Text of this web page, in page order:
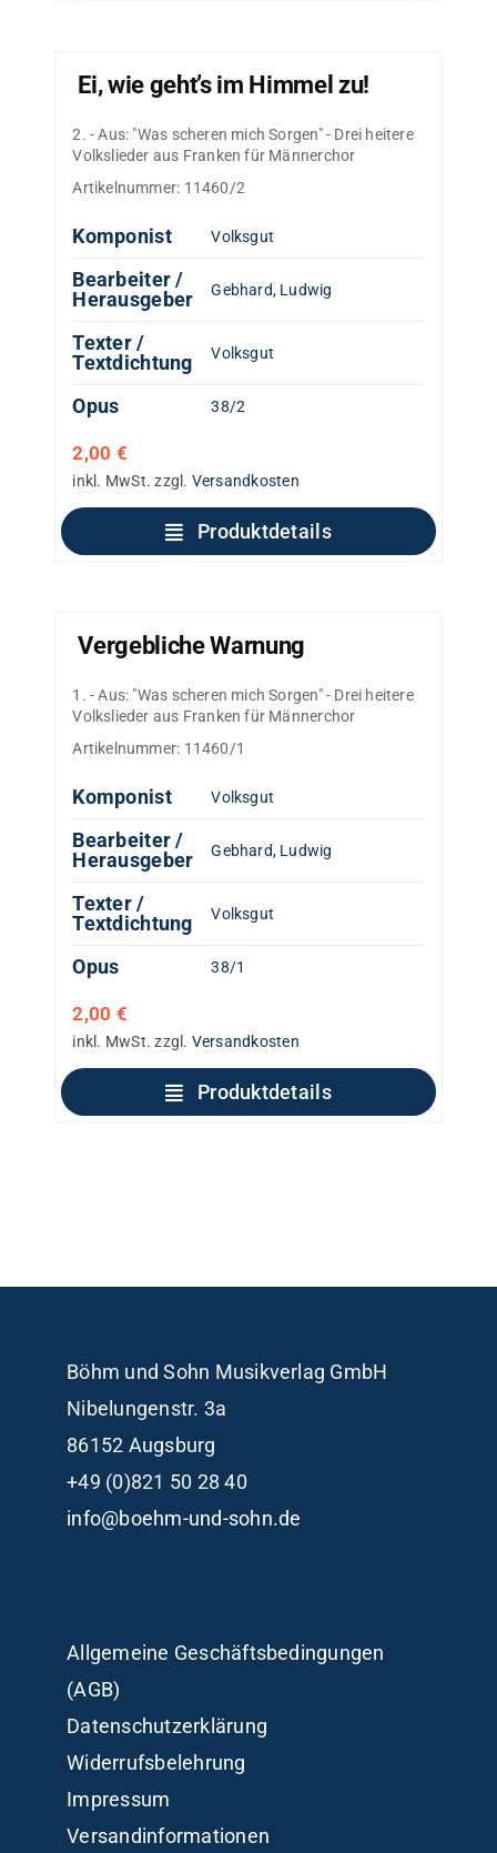
Ei, wie geht’s im Himmel zu!
2. - Aus: "Was scheren mich Sorgen" - Drei heitere
Volkslieder aus Franken für Männerchor
Artikelnummer: 11460/2
Komponist Volksgut
Bearbeiter /
Herausgeber
Gebhard, Ludwig
Texter /
Textdichtung
Volksgut
Opus 38/2
2,00 €
inkl. MwSt. zzgl. Versandkosten
Produktdetails
Vergebliche Warnung
1. - Aus: "Was scheren mich Sorgen" - Drei heitere
Volkslieder aus Franken für Männerchor
Artikelnummer: 11460/1
Komponist Volksgut
Bearbeiter /
Herausgeber
Gebhard, Ludwig
Texter /
Textdichtung
Volksgut
Opus 38/1
2,00 €
inkl. MwSt. zzgl. Versandkosten
Produktdetails
Böhm und Sohn Musikverlag GmbH
Nibelungenstr. 3a
86152 Augsburg
+49 (0)821 50 28 40
info@boehm-und-sohn.de
Allgemeine Geschäftsbedingungen
(AGB)
Datenschutzerklärung
Widerrufsbelehrung
Impressum
Versandinformationen